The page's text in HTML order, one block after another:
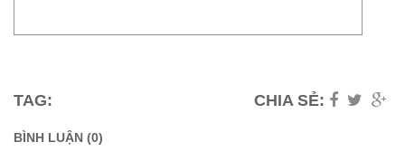
TAG: CHIA SẺ:
BÌNH LUẬN (0)